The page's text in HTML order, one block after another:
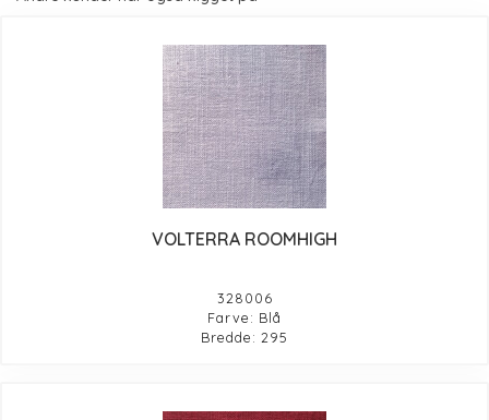
VOLTERRA ROOMHIGH
328006
Farve: Blå
Bredde: 295